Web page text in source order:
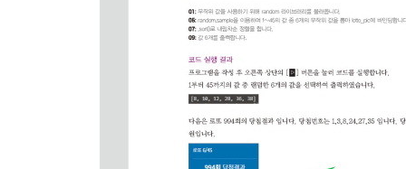
03_ 2 가변 저항으로 제어하는 LED 스탠드 만들기
가변 저항 값 읽어 시리얼통신으로 값 전송하기
가변 저항 값으로 LED의 밝기 조절하기
가변 저항 값으로 LED의 밝기 단계로 조절하기
03_ 3 버튼으로 제어하는 LED 스탠드 만들기
버튼을 눌러 값을 시리얼통신으로 전송하기